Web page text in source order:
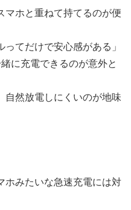
マホと重ねて持てるのが便
ってだけで安心感がある」
に充電できるのが意外と
自然放電しにくいのが地味
ホみたいな急速充電には対